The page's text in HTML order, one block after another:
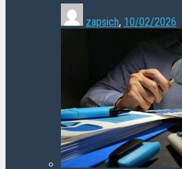
zapsich, 10/02/2026